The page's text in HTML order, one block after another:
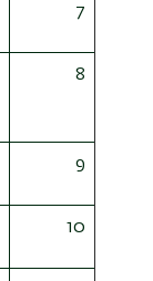
7
8
9
10